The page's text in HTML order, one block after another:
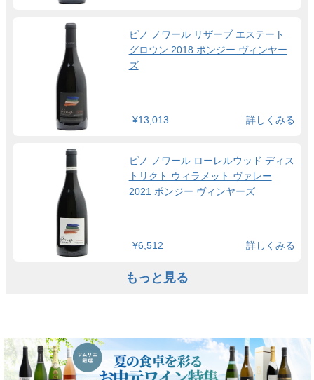
ピノ ノワール リザーブ エステート
グロウン 2018 ポンジー ヴィンヤー
ズ
¥13,013 詳しくみる
ピノ ノワール ローレルウッド ディス
トリクト ウィラメット ヴァレー
2021 ポンジー ヴィンヤーズ
¥6,512 詳しくみる
もっと見る